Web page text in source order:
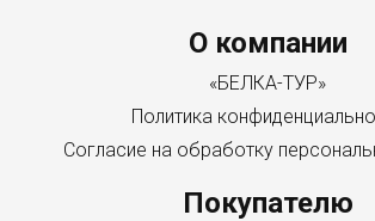
Menu footerО компании
«БЕЛКА-ТУР»
Политика
Согласие на обработку
Покупателю